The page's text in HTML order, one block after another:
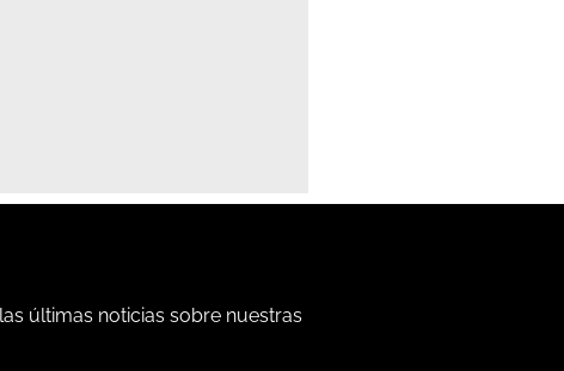
últimas noticias sobre nuestras